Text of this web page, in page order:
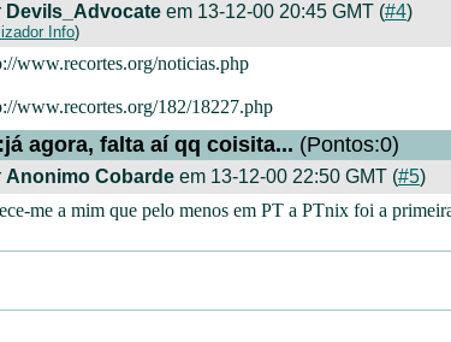
Devils_Advocate em 13-12-00 20:45 GMT (#4)
Info)
www.recortes.org/noticias.php
www.recortes.org/182/18227.php
agora, falta aí qq coisita... (Pontos:0)
Anonimo Cobarde em 13-12-00 22:50 GMT (#5)
me a mim que pelo menos em PT a PTnix foi a